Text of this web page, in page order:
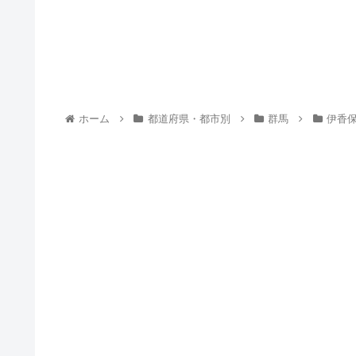
ホーム 都道府県・都市別 群馬 伊香